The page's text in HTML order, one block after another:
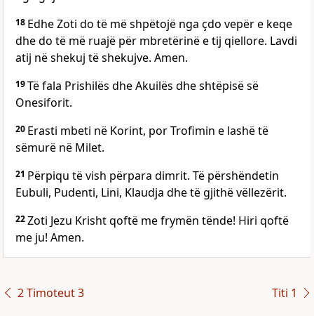
18 Edhe Zoti do të më shpëtojë nga çdo vepër e keqe
dhe do të më ruajë për mbretërinë e tij qiellore. Lavdi
atij në shekuj të shekujve. Amen.
19Të fala Prishilës dhe Akuilës dhe shtëpisë së
Onesiforit.
20 Erasti mbeti në Korint, por Trofimin e lashë të
sëmurë në Milet.
21 Përpiqu të vish përpara dimrit. Të përshëndetin
Eubuli, Pudenti, Lini, Klaudja dhe të gjithë vëllezërit.
22Zoti Jezu Krisht qoftë me frymën tënde! Hiri qoftë
me ju! Amen.
2 Timoteut 3 Titi 1